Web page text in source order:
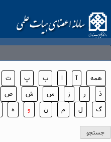
to
content
همه آ ا ب پ ت
ذ
ر ز س ش ص
گ
ل م ن و ه